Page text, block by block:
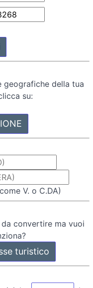
geografiche della tua
su:
V. o C.DA)
convertire ma vuoi